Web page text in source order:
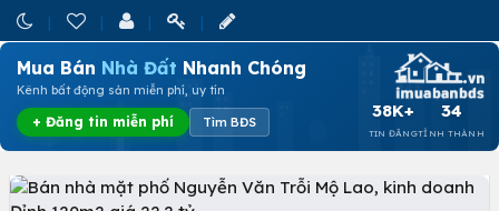
Mua Bán Nhà Đất Nhanh Chóng
Kênh bất động sản miễn phí, uy tín
+ Đăng tin miễn phí Tìm BĐS
38K+
TIN ĐĂNG
34
TỈNH THÀNH